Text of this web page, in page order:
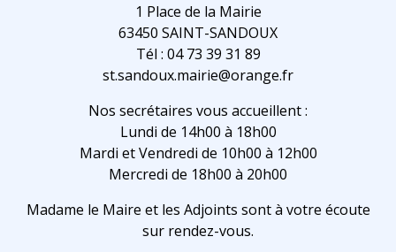
1 Place de la Mairie
63450 SAINT-SANDOUX
Tél : 04 73 39 31 89
st.sandoux.mairie@orange.fr
Nos secrétaires vous accueillent :
Lundi de 14h00 à 18h00
Mardi et Vendredi de 10h00 à 12h00
Mercredi de 18h00 à 20h00
Madame le Maire et les Adjoints sont à votre écoute
sur rendez-vous.